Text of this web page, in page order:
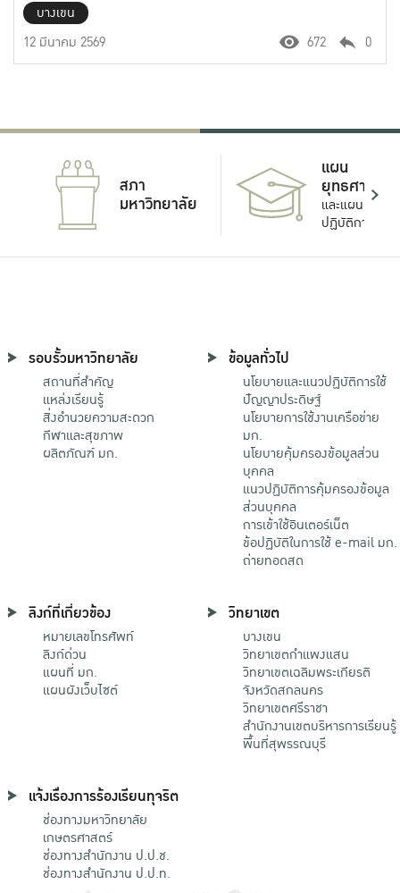
บางเขน
12 มีนาคม 2569
672 0
สภา
มหาวิทยาลัย
แผน
ยุทธศาสตร์
และแผน
ปฏิบัติการ
รอบรั้วมหาวิทยาลัย
สถานที่สำคัญ
แหล่งเรียนรู้
สิ่งอำนวยความสะดวก
กีฬาและสุขภาพ
ผลิตภัณฑ์ มก.
ข้อมูลทั่วไป
นโยบายและแนวปฏิบัติการใช้
ปัญญาประดิษฐ์
นโยบายการใช้งานเครือข่าย
มก.
นโยบายคุ้มครองข้อมูลส่วน
บุคคล
แนวปฏิบัติการคุ้มครองข้อมูล
ส่วนบุคคล
การเข้าใช้อินเตอร์เน็ต
ข้อปฏิบัติในการใช้ e-mail มก.
ถ่ายทอดสด
ลิงก์ที่เกี่ยวข้อง
หมายเลขโทรศัพท์
ลิงก์ด่วน
แผนที่ มก.
แผนผังเว็บไซต์
วิทยาเขต
บางเขน
วิทยาเขตกําแพงแสน
วิทยาเขตเฉลิมพระเกียรติ
จังหวัดสกลนคร
วิทยาเขตศรีราชา
สำนักงานเขตบริหารการเรียนรู้
พื้นที่สุพรรณบุรี
แจ้งเรื่องการร้องเรียนทุจริต
ช่องทางมหาวิทยาลัย
เกษตรศาสตร์
ช่องทางสำนักงาน ป.ป.ช.
ช่องทางสำนักงาน ป.ป.ท.